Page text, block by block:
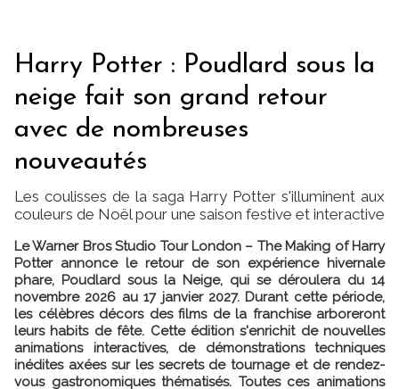
Harry Potter : Poudlard sous la
neige fait son grand retour
avec de nombreuses
nouveautés
Les coulisses de la saga Harry Potter s'illuminent aux
couleurs de Noël pour une saison festive et interactive
Le Warner Bros Studio Tour London – The Making of Harry
Potter annonce le retour de son expérience hivernale
phare, Poudlard sous la Neige, qui se déroulera du 14
novembre 2026 au 17 janvier 2027. Durant cette période,
les célèbres décors des films de la franchise arboreront
leurs habits de fête. Cette édition s'enrichit de nouvelles
animations interactives, de démonstrations techniques
inédites axées sur les secrets de tournage et de rendez-
vous gastronomiques thématisés. Toutes ces animations